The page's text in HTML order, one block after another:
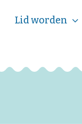
Lid worden